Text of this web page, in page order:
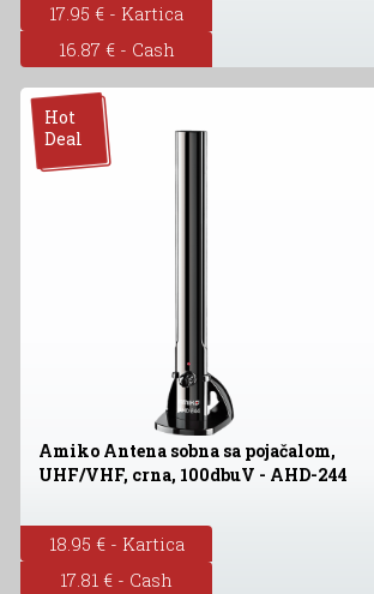
17.95 € - Kartica
16.87 € - Cash
Hot
Deal
Amiko Antena sobna sa pojačalom,
UHF/VHF, crna, 100dbuV - AHD-244
18.95 € - Kartica
17.81 € - Cash